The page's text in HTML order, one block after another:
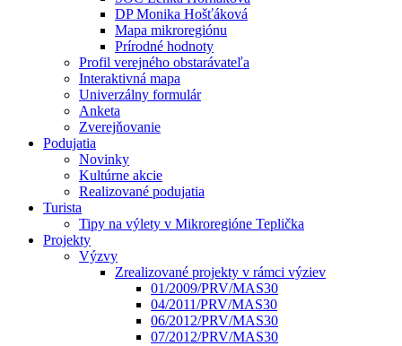
DP Monika Hošťáková
Mapa mikroregiónu
Prírodné hodnoty
Profil verejného obstarávateľa
Interaktivná mapa
Univerzálny formulár
Anketa
Zverejňovanie
Podujatia
Novinky
Kultúrne akcie
Realizované podujatia
Turista
Tipy na výlety v Mikroregióne Teplička
Projekty
Výzvy
Zrealizované projekty v rámci výziev
01/2009/PRV/MAS30
04/2011/PRV/MAS30
06/2012/PRV/MAS30
07/2012/PRV/MAS30